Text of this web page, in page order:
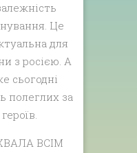
Це
для
з росією. А
сьогодні
полеглих за
ВСІМ